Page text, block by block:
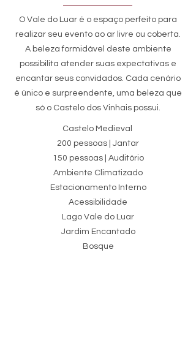
O Vale do Luar é o espaço perfeito para
realizar seu evento ao ar livre ou coberta.
A beleza formidável deste ambiente
possibilita atender suas expectativas e
encantar seus convidados. Cada cenário
é único e surpreendente, uma beleza que
só o Castelo dos Vinhais possui.
Castelo Medieval
200 pessoas | Jantar
150 pessoas | Auditório
Ambiente Climatizado
Estacionamento Interno
Acessibilidade
Lago Vale do Luar
Jardim Encantado
Bosque